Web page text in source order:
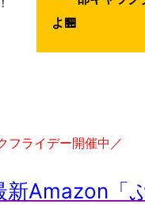
よ🏪
フライデー開催中／
Amazon「